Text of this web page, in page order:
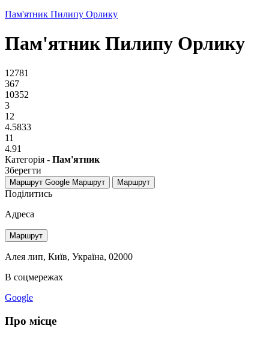
Пам'ятник Пилипу Орлику
Пам'ятник Пилипу Орлику
12781
367
10352
3
12
4.5833
11
4.91
Категорія - Пам'ятник
Зберегти
Маршрут Google Маршрут Маршрут
Поділитись
Адреса
Маршрут
Алея лип, Київ, Україна, 02000
В соцмережах
Google
Про місце